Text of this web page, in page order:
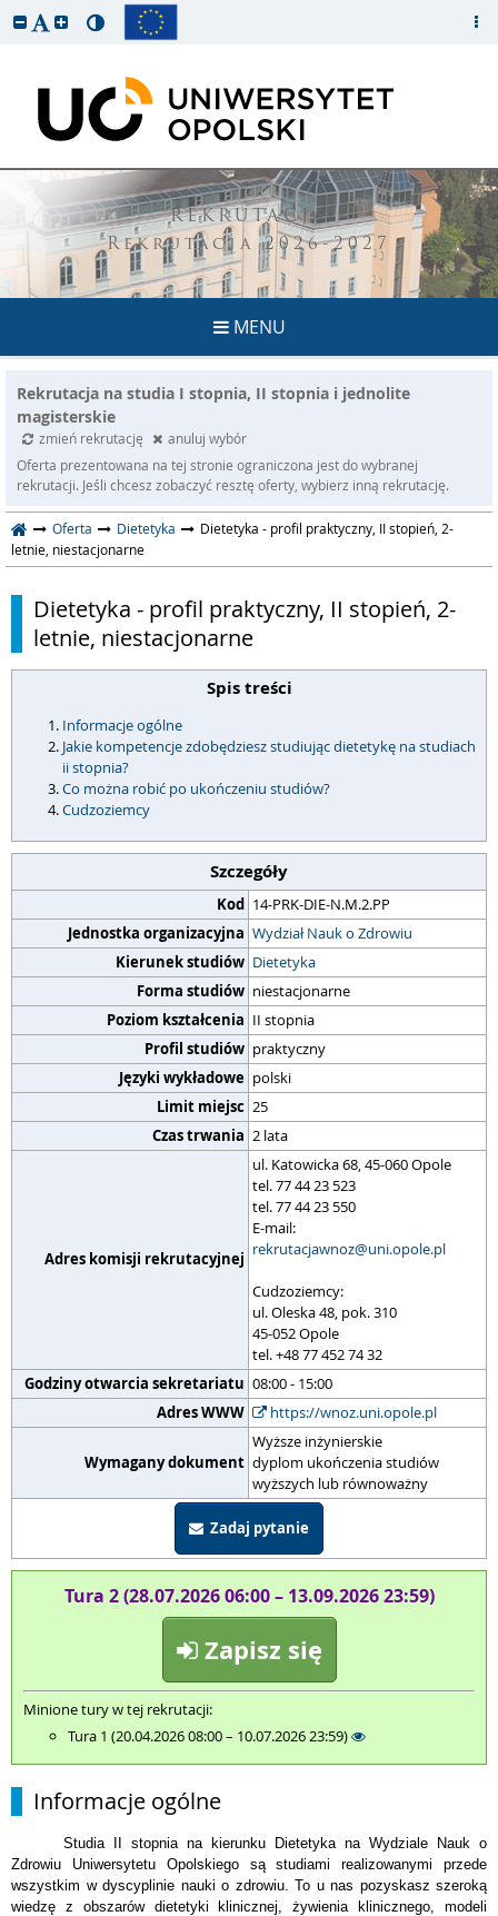
REKRUTACJA
Rekrutacja 2026-2027
MENU
Rekrutacja na studia I stopnia, II stopnia i jednolite
magisterskie
zmień rekrutację
anuluj wybór
Oferta prezentowana na tej stronie ograniczona jest do wybranej
rekrutacji. Jeśli chcesz zobaczyć resztę oferty, wybierz inną rekrutację.
Oferta Dietetyka
Dietetyka - profil praktyczny, II stopień, 2-
letnie, niestacjonarne
Dietetyka - profil praktyczny, II stopień, 2-
letnie, niestacjonarne
Spis treści
Informacje ogólne
Jakie kompetencje zdobędziesz studiując dietetykę na studiach
ii stopnia?
Co można robić po ukończeniu studiów?
Cudzoziemcy
Szczegóły
Kod 14-PRK-DIE-N.M.2.PP
Jednostka organizacyjna Wydział Nauk o Zdrowiu
Kierunek studiów Dietetyka
Forma studiów niestacjonarne
Poziom kształcenia II stopnia
Profil studiów praktyczny
Języki wykładowe polski
Limit miejsc 25
Czas trwania 2 lata
Adres komisji rekrutacyjnej
ul. Katowicka 68, 45-060 Opole
tel. 77 44 23 523
tel. 77 44 23 550
E-mail:
rekrutacjawnoz@uni.opole.pl
Cudzoziemcy:
ul. Oleska 48, pok. 310
45-052 Opole
tel. +48 77 452 74 32
Godziny otwarcia sekretariatu 08:00 - 15:00
Adres WWW
https://wnoz.uni.opole.pl
Wymagany dokument
Wyższe inżynierskie
dyplom ukończenia studiów
wyższych lub równoważny
Zadaj pytanie
Tura 2 (28.07.2026 06:00 – 13.09.2026 23:59)
Zapisz się
Minione tury w tej rekrutacji:
Tura 1 (20.04.2026 08:00 – 10.07.2026 23:59)
Informacje ogólne
Studia II stopnia na kierunku Dietetyka na Wydziale Nauk o
Zdrowiu Uniwersytetu Opolskiego są studiami realizowanymi przede
wszystkim w dyscyplinie nauki o zdrowiu. To u nas pozyskasz szeroką
wiedzę z obszarów dietetyki klinicznej, żywienia klinicznego, modeli